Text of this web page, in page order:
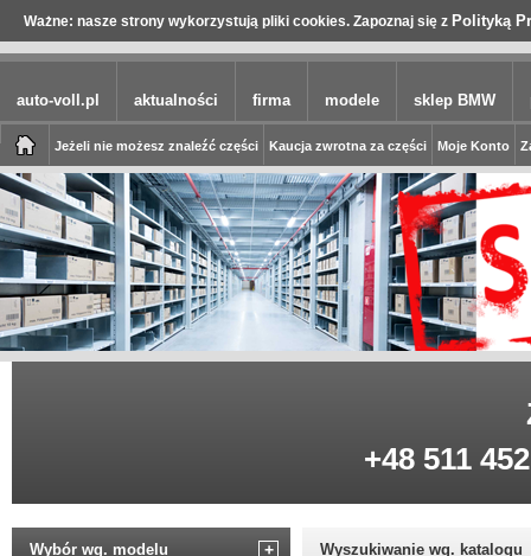
Ważne: nasze strony wykorzystują pliki cookies. Zapoznaj się z Polityką
auto-voll.pl aktualności firma modele sklep BMW
Jeżeli nie możesz znaleźć części Kaucja zwrotna za części Moje Konto
+48 511
Wybór wg. modelu + Wyszukiwanie wg. katalogu